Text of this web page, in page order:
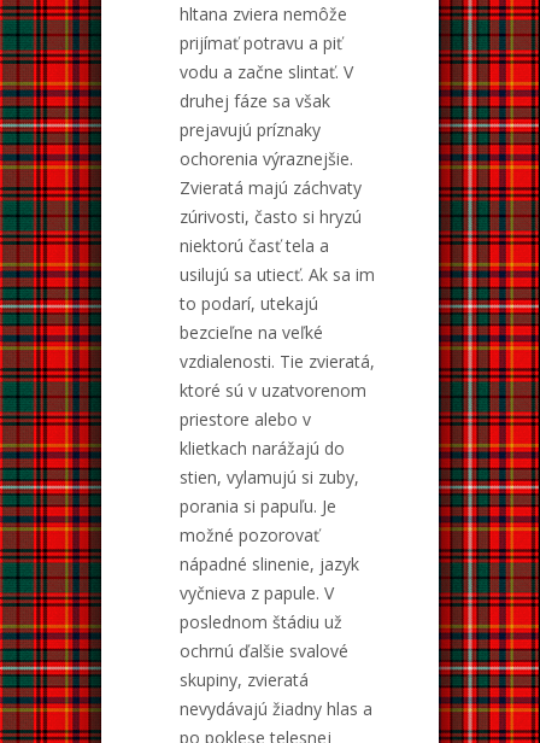
hltana zviera nemôže
prijímať potravu a piť
vodu a začne slintať. V
druhej fáze sa však
prejavujú príznaky
ochorenia výraznejšie.
Zvieratá majú záchvaty
zúrivosti, často si hryzú
niektorú časť tela a
usilujú sa utiecť. Ak sa im
to podarí, utekajú
bezcieľne na veľké
vzdialenosti. Tie zvieratá,
ktoré sú v uzatvorenom
priestore alebo v
klietkach narážajú do
stien, vylamujú si zuby,
porania si papuľu. Je
možné pozorovať
nápadné slinenie, jazyk
vyčnieva z papule. V
poslednom štádiu už
ochrnú ďalšie svalové
skupiny, zvieratá
nevydávajú žiadny hlas a
po poklese telesnej